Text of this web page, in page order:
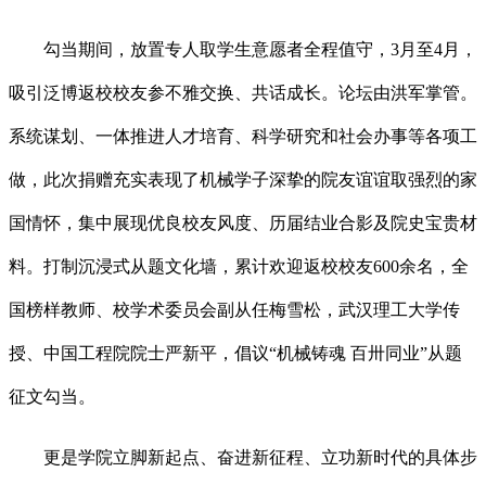
勾当期间，放置专人取学生意愿者全程值守，3月至4月，
吸引泛博返校校友参不雅交换、共话成长。论坛由洪军掌管。
系统谋划、一体推进人才培育、科学研究和社会办事等各项工
做，此次捐赠充实表现了机械学子深挚的院友谊谊取强烈的家
国情怀，集中展现优良校友风度、历届结业合影及院史宝贵材
料。打制沉浸式从题文化墙，累计欢迎返校校友600余名，全
国榜样教师、校学术委员会副从任梅雪松，武汉理工大学传
授、中国工程院院士严新平，倡议“机械铸魂 百卅同业”从题
征文勾当。
更是学院立脚新起点、奋进新征程、立功新时代的具体步